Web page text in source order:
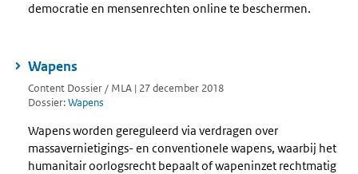
democratie en mensenrechten online te beschermen.
Wapens
Content Dossier / MLA | 27 december 2018
Dossier:Wapens
Wapens worden gereguleerd via verdragen over
massavernietigings- en conventionele wapens, waarbij het
humanitair oorlogsrecht bepaalt of wapeninzet rechtmatig